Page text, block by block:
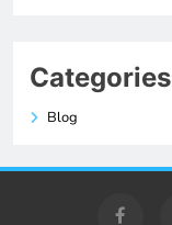
Categories
Blog